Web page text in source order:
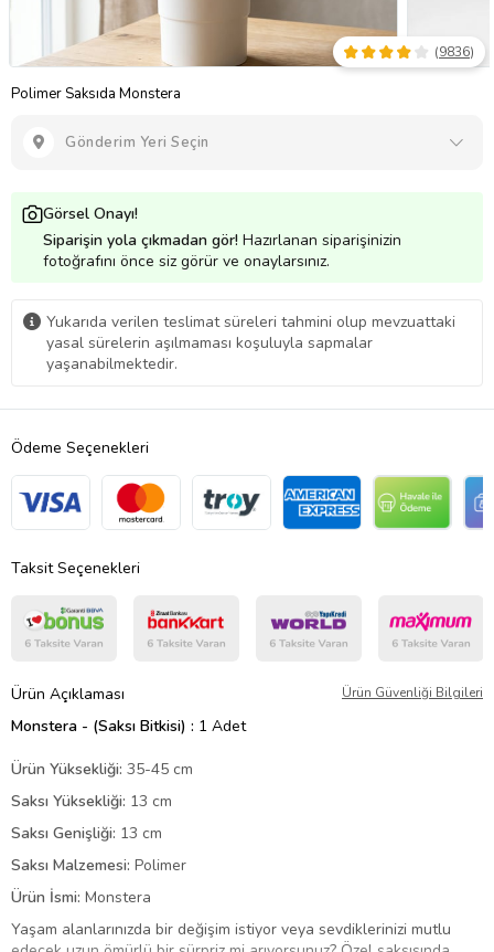
Polimer Saksıda Monstera
(9836)
Gönderim Yeri Seçin
Görsel Onayı!
Siparişin yola çıkmadan gör! Hazırlanan siparişinizin
fotoğrafını önce siz görür ve onaylarsınız.
Yukarıda verilen teslimat süreleri tahmini olup mevzuattaki
yasal sürelerin aşılmaması koşuluyla sapmalar
yaşanabilmektedir.
Ödeme Seçenekleri
Taksit Seçenekleri
Ürün Açıklaması Ürün Güvenliği Bilgileri
Monstera - (Saksı Bitkisi) : 1 Adet
Ürün Yüksekliği: 35-45 cm
Saksı Yüksekliği: 13 cm
Saksı Genişliği: 13 cm
Saksı Malzemesi: Polimer
Ürün İsmi: Monstera
Yaşam alanlarınızda bir değişim istiyor veya sevdiklerinizi mutlu